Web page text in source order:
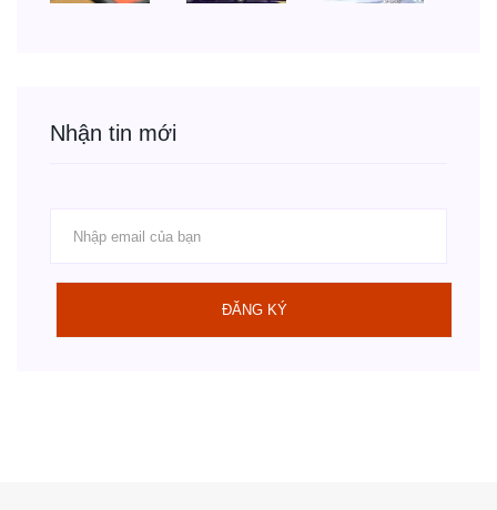
Nhận tin mới
ĐĂNG KÝ